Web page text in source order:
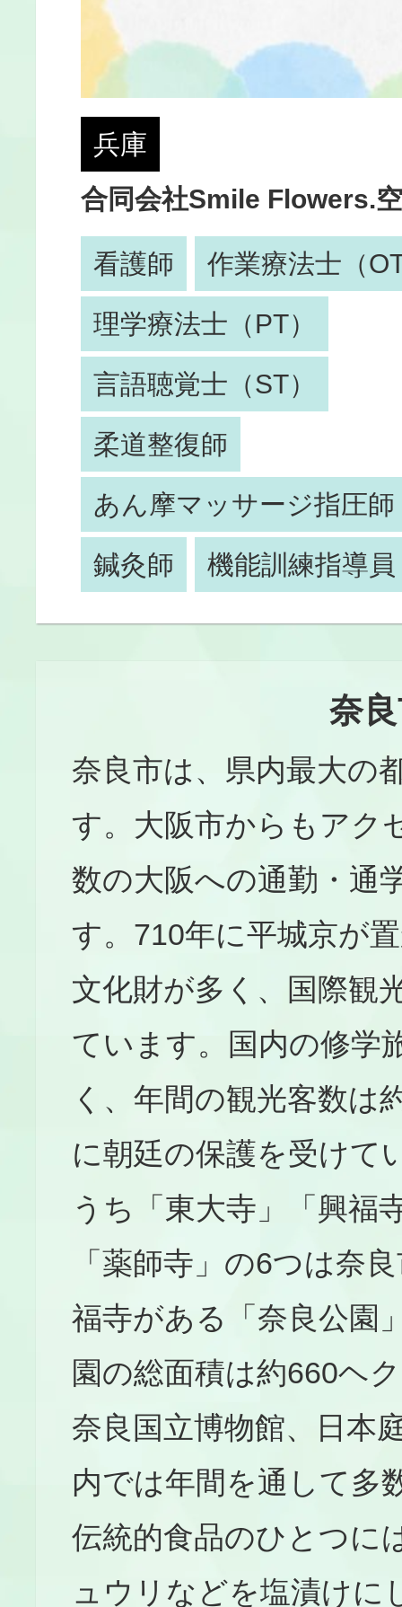
兵庫
合同会社Smile Flowers.空
看護師 作業療法士（
理学療法士（PT）
言語聴覚士（ST）
柔道整復師
あん摩マッサージ指圧師
鍼灸師 機能訓練指導員
奈
奈良市は、県内最大の
す。大阪市からもアク
数の大阪への通勤・通
す。710年に平城京が
文化財が多く、国際観
ています。国内の修学
く、年間の観光客数は
に朝廷の保護を受けて
うち「東大寺」「興福
「薬師寺」の6つは奈
福寺がある「奈良公園
園の総面積は約660ヘ
奈良国立博物館、日本
内では年間を通して多
伝統的食品のひとつに
ュウリなどを塩漬けに